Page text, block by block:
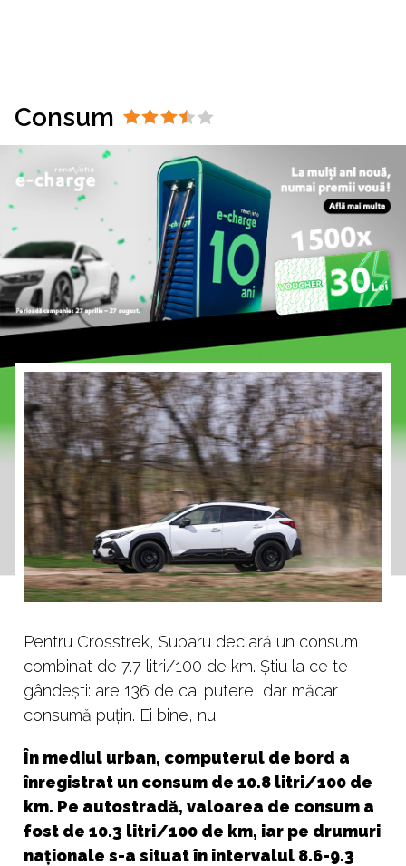
Consum
Pentru Crosstrek, Subaru declară un consum
combinat de 7.7 litri/100 de km. Știu la ce te
gândești: are 136 de cai putere, dar măcar
consumă puțin. Ei bine, nu.
În mediul urban, computerul de bord a
înregistrat un consum de 10.8 litri/100 de
km. Pe autostradă, valoarea de consum a
fost de 10.3 litri/100 de km, iar pe drumuri
naționale s-a situat în intervalul 8.6-9.3